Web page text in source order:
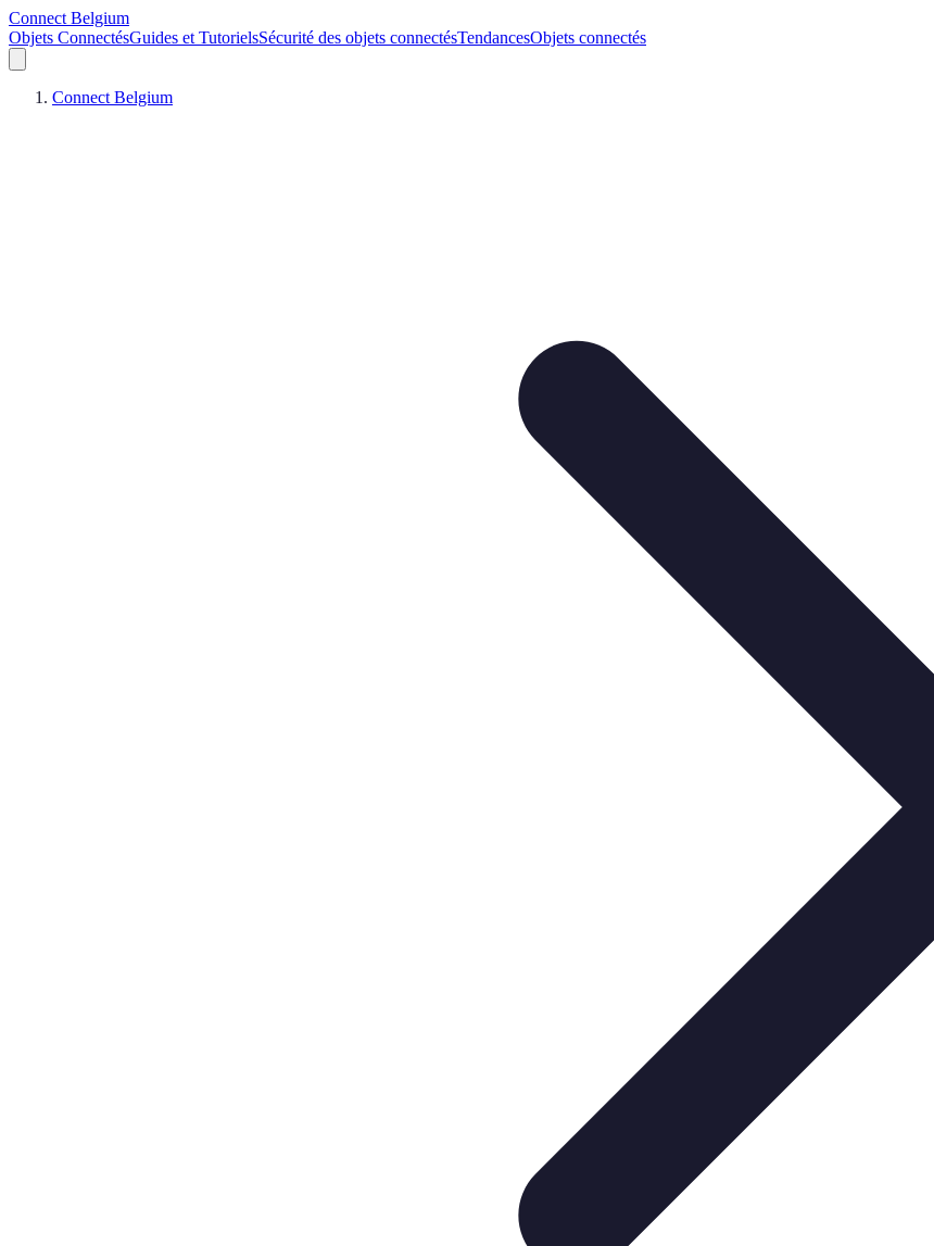
Connect Belgium
Objets ConnectésGuides et TutorielsSécurité des objets connectésTendancesObjets connectés
Connect Belgium